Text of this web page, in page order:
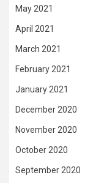
May 2021
April 2021
March 2021
February 2021
January 2021
December 2020
November 2020
October 2020
September 2020